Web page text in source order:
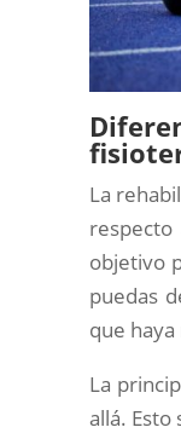
La
objetivo
puedas
que
La
allá.